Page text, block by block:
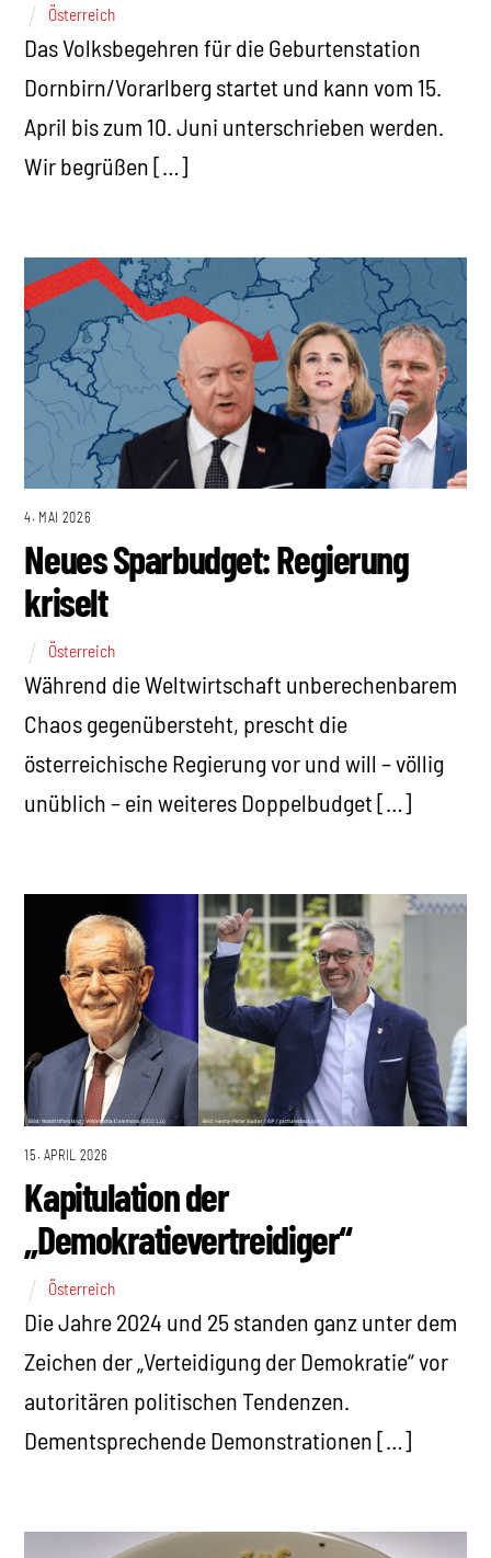
Österreich
Das Volksbegehren für die Geburtenstation
Dornbirn/Vorarlberg startet und kann vom 15.
April bis zum 10. Juni unterschrieben werden.
Wir begrüßen […]
4. MAI 2026
Neues Sparbudget: Regierung
kriselt
Österreich
Während die Weltwirtschaft unberechenbarem
Chaos gegenübersteht, prescht die
österreichische Regierung vor und will – völlig
unüblich – ein weiteres Doppelbudget […]
15. APRIL 2026
Kapitulation der
„Demokratievertreidiger“
Österreich
Die Jahre 2024 und 25 standen ganz unter dem
Zeichen der „Verteidigung der Demokratie“ vor
autoritären politischen Tendenzen.
Dementsprechende Demonstrationen […]